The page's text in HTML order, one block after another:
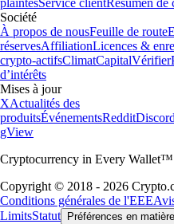
plaintesService clientResumen de
Société
À propos de nousFeuille de route
réservesAffiliationLicences &
crypto-actifsClimatCapitalVérifier
d’intérêts
Mises à jour
XActualités des
produitsÉvénementsRedditDiscord
gView
Cryptocurrency in Every Wallet™
Copyright © 2018 - 2026
Conditions générales de l'EEE
LimitsStatut Préférences en